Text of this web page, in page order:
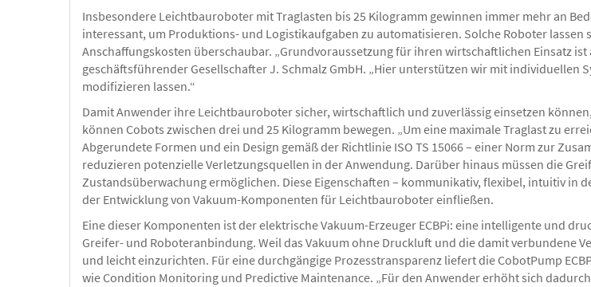
Insbesondere Leichtbauroboter mit Traglasten bis 25 Kilogramm gewinnen immer mehr an
interessant, um Produktions- und Logistikaufgaben zu automatisieren. Solche Roboter
Anschaffungskosten überschaubar. „Grundvoraussetzung für ihren wirtschaftlichen Einsatz
geschäftsführender Gesellschafter J. Schmalz GmbH. „Hier unterstützen wir mit
modifizieren lassen.“
Damit Anwender ihre Leichtbauroboter sicher, wirtschaftlich und zuverlässig einsetzen
können Cobots zwischen drei und 25 Kilogramm bewegen. „Um eine maximale Traglast zu
Abgerundete Formen und ein Design gemäß der Richtlinie ISO TS 15066 – einer Norm zur
reduzieren potenzielle Verletzungsquellen in der Anwendung. Darüber hinaus müssen die
Zustandsüberwachung ermöglichen. Diese Eigenschaften – kommunikativ, flexibel, intuitiv in
der Entwicklung von Vakuum-Komponenten für Leichtbauroboter einfließen.
Eine dieser Komponenten ist der elektrische Vakuum-Erzeuger ECBPi: eine intelligente und
Greifer- und Roboteranbindung. Weil das Vakuum ohne Druckluft und die damit verbundene
und leicht einzurichten. Für eine durchgängige Prozesstransparenz liefert die CobotPump
wie Condition Monitoring und Predictive Maintenance. „Für den Anwender erhöht sich